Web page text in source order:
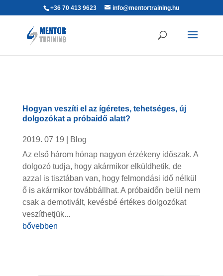
+36 70 413 9623 info@mentortraining.hu
Hogyan veszíti el az ígéretes, tehetséges, új
dolgozókat a próbaidő alatt?
2019. 07 19
Blog
Az első három hónap nagyon érzékeny időszak. A
dolgozó tudja, hogy akármikor elküldhetik, de
azzal is tisztában van, hogy felmondási idő nélkül
ő is akármikor továbbállhat. A próbaidőn belül nem
csak a demotivált, kevésbé értékes dolgozókat
veszíthetjük...
bővebben